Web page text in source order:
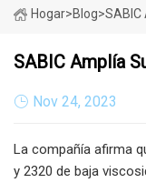
Hogar>Blog>SABIC
SABIC Amplía
Nov 24, 2023
La compañía afirma
y 2320 de baja